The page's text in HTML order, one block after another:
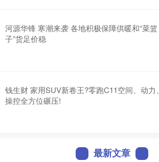
河源华锋 寒潮来袭 各地积极保障供暖和“菜篮
子”货足价稳
钱生财 家用SUV新卷王?零跑C11空间、动力、
操控全方位碾压!
最新文章